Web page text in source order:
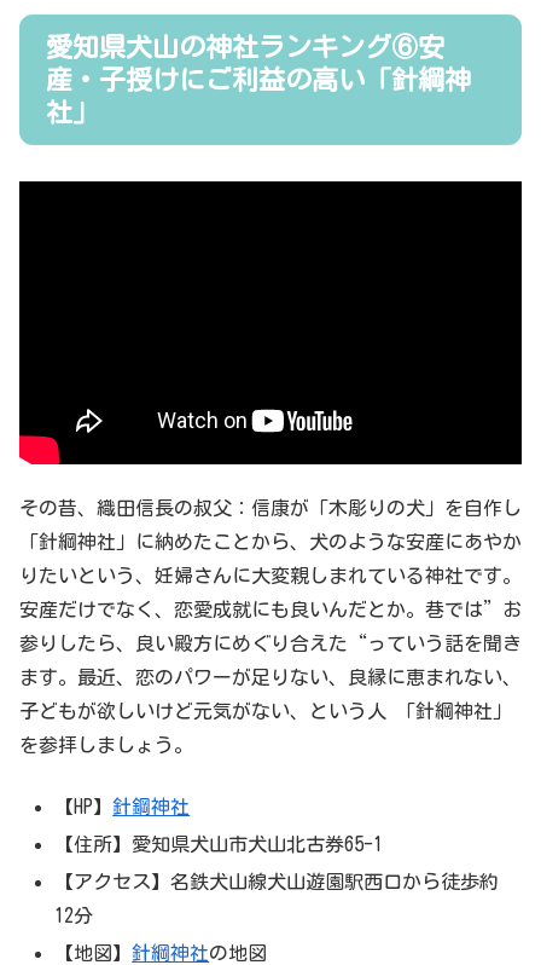
愛知県犬山の神社ランキング⑥安
産・子授けにご利益の高い「針綱神
社」
その昔、織田信長の叔父：信康が「木彫りの犬」を自作し
「針綱神社」に納めたことから、犬のような安産にあやか
りたいという、妊婦さんに大変親しまれている神社です。
安産だけでなく、恋愛成就にも良いんだとか。巷では”お
参りしたら、良い殿方にめぐり合えた“っていう話を聞き
ます。最近、恋のパワーが足りない、良縁に恵まれない、
子どもが欲しいけど元気がない、という人 「針綱神社」
を参拝しましょう。
【HP】針鋼神社
【住所】愛知県犬山市犬山北古券65-1
【アクセス】名鉄犬山線犬山遊園駅西口から徒歩約
12分
【地図】針綱神社の地図